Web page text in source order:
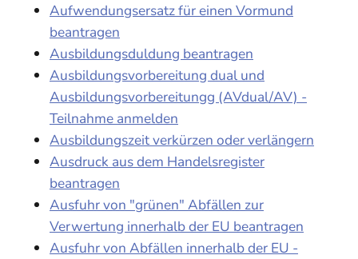
Aufwendungsersatz für einen Vormund
beantragen
Ausbildungsduldung beantragen
Ausbildungsvorbereitung dual und
Ausbildungsvorbereitungg (AVdual/AV) -
Teilnahme anmelden
Ausbildungszeit verkürzen oder verlängern
Ausdruck aus dem Handelsregister
beantragen
Ausfuhr von "grünen" Abfällen zur
Verwertung innerhalb der EU beantragen
Ausfuhr von Abfällen innerhalb der EU -